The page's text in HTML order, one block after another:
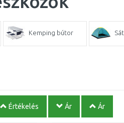
Kemping bútor
Értékelés Ár Ár